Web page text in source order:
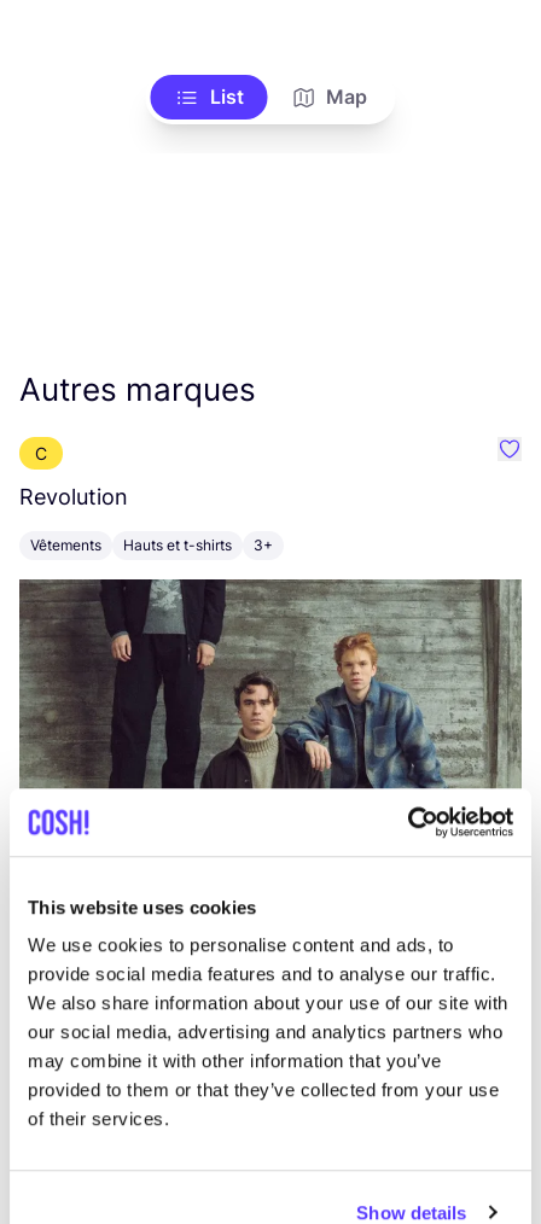
This website uses cookies
We use cookies to personalise content and ads, to
provide social media features and to analyse our traffic.
We also share information about your use of our site with
our social media, advertising and analytics partners who
may combine it with other information that you’ve
provided to them or that they’ve collected from your use
of their services.
Show details
List Map
Autres marques
C
Revolution
Vêtements Hauts et t-shirts 3+